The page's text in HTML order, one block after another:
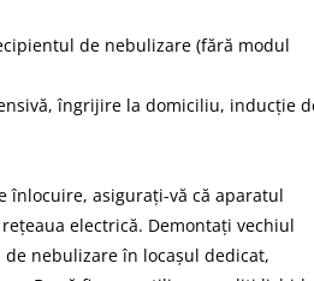
de nebulizare (fără modul
îngrijire la domiciliu, inducție
înlocuire, asigurați-vă că aparatul
electrică. Demontați vechiul
nebulizare în locașul dedicat,